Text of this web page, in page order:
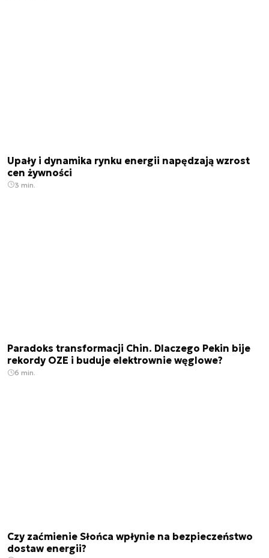
Upały i dynamika rynku energii napędzają wzrost
cen żywności
3 min.
Paradoks transformacji Chin. Dlaczego Pekin bije
rekordy OZE i buduje elektrownie węglowe?
6 min.
Czy zaćmienie Słońca wpłynie na bezpieczeństwo
dostaw energii?